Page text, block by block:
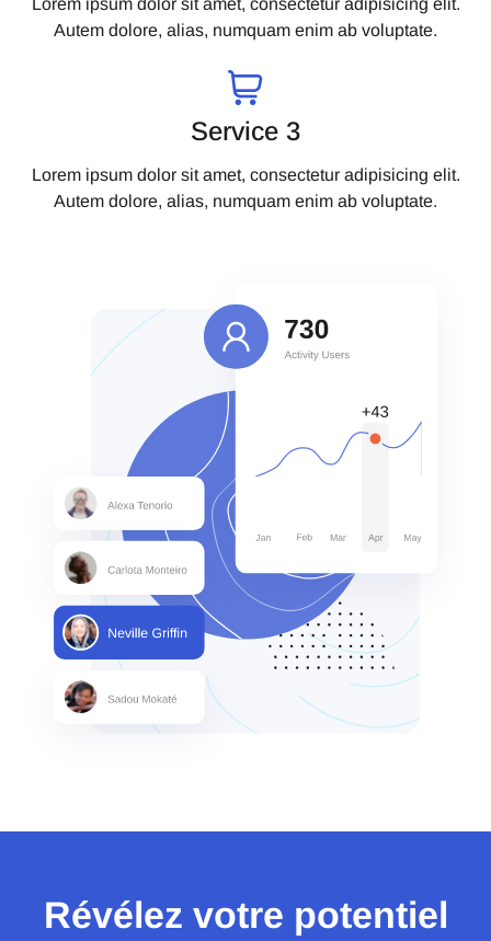
Autem dolore, alias, numquam enim ab voluptate.
Service 3
Lorem ipsum dolor sit amet, consectetur adipisicing elit.
Autem dolore, alias, numquam enim ab voluptate.
Révélez votre potentiel